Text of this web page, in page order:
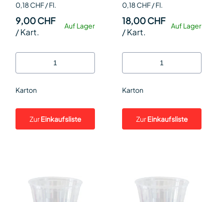
0,18 CHF / Fl.
Auf Lager
9,00 CHF
/Kart.
Karton
ZurEinkaufsliste
0,18 CHF / Fl.
Auf Lager
18,00 CHF
/Kart.
Karton
ZurEinkaufsliste